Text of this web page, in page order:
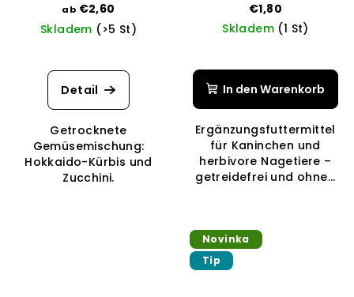
ab €2,60
Skladem (>5 St)
Detail
Getrocknete
Gemüsemischung:
Hokkaido-Kürbis und
Zucchini.
€1,80
Skladem (1 St)
von
5
Sternen.
In den Warenkorb
Ergänzungsfuttermittel
für Kaninchen und
herbivore Nagetiere –
getreidefrei und ohne...
Novinka
Tip